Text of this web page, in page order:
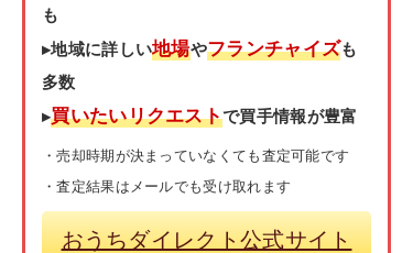
も
▸地域に詳しい地場やフランチャイズも
多数
▸買いたいリクエストで買手情報が豊富
・売却時期が決まっていなくても査定可能です
・査定結果はメールでも受け取れます
おうちダイレクト公式サイト